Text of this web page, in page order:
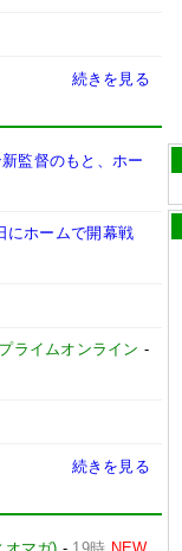
続きを見る
監督のもと、ホー
にホームで開幕戦
ライムオンライン -
続きを見る